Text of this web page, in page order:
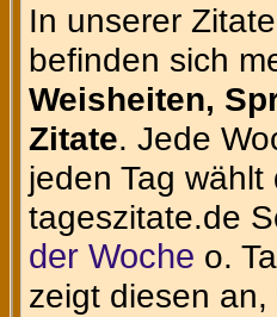
In unserer
befinden sich
Weisheiten,
Zitate. Jede
jeden Tag wählt
tageszitate.de
der Woche o.
zeigt diesen